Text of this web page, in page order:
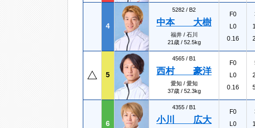
4
5282 / B2
中本 大樹
福井 / 石川
21歳 / 52.5kg
F0
L0
0.16
5
4565 / B1
西村 豪洋
愛知 / 愛知
37歳 / 52.3kg
F0
L0
0.16
6
4355 / B1
小川 広大
F0
L0